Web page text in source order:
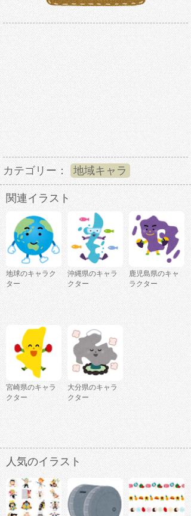
カテゴリー： 地域キャラ
関連イラスト
地球のキャラク
ター
沖縄県のキャラ
クター
鹿児島県のキャ
ラクター
宮崎県のキャラ
クター
大分県のキャラ
クター
人気のイラスト